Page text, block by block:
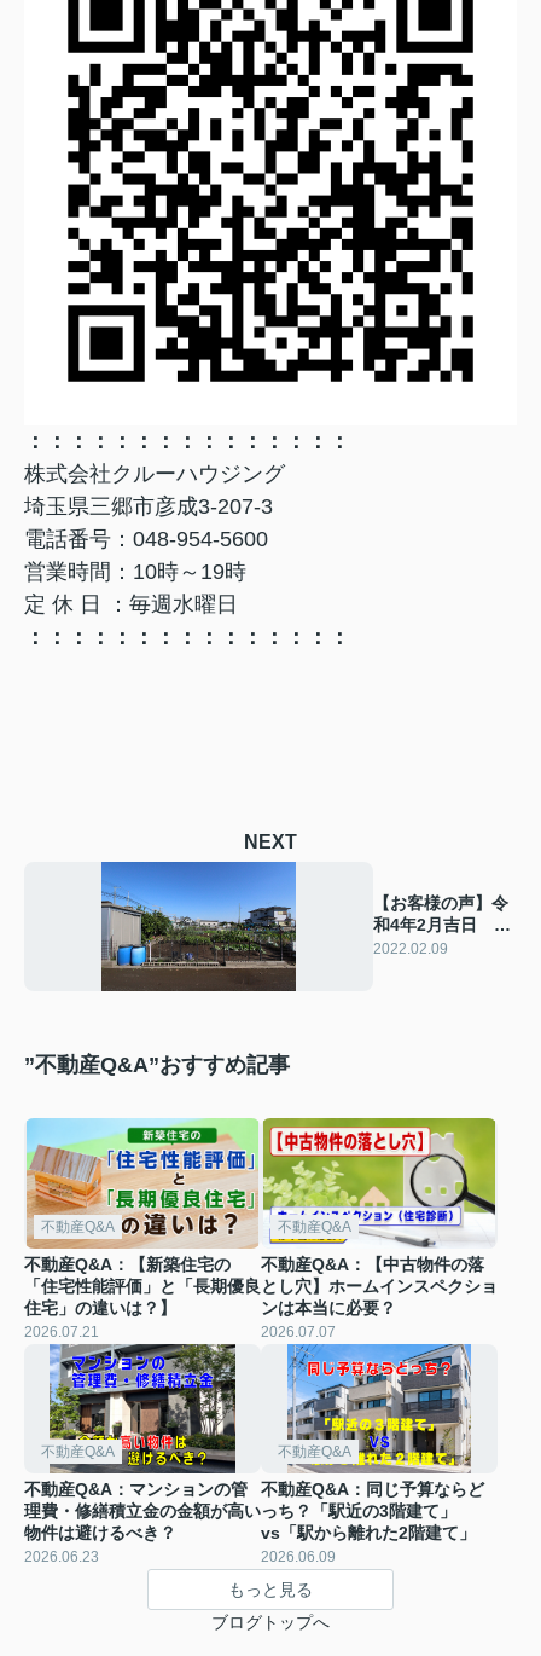
：：：：：：：：：：：：：：：
株式会社クルーハウジング
埼玉県三郷市彦成3-207-3
電話番号：048-954-5600
営業時間：10時～19時
定 休 日 ：毎週水曜日
：：：：：：：：：：：：：：：
NEXT
【お客様の声】令
和4年2月吉日 N
様の声
2022.02.09
”不動産Q&A”おすすめ記事
不動産Q&A
不動産Q&A：【新築住宅の
「住宅性能評価」と「長期優良
住宅」の違いは？】
2026.07.21
不動産Q&A
不動産Q&A：【中古物件の落
とし穴】ホームインスペクショ
ンは本当に必要？
2026.07.07
不動産Q&A
不動産Q&A：マンションの管
理費・修繕積立金の金額が高い
物件は避けるべき？
2026.06.23
不動産Q&A
不動産Q&A：同じ予算ならど
っち？「駅近の3階建て」
vs「駅から離れた2階建て」
2026.06.09
もっと見る
ブログトップへ